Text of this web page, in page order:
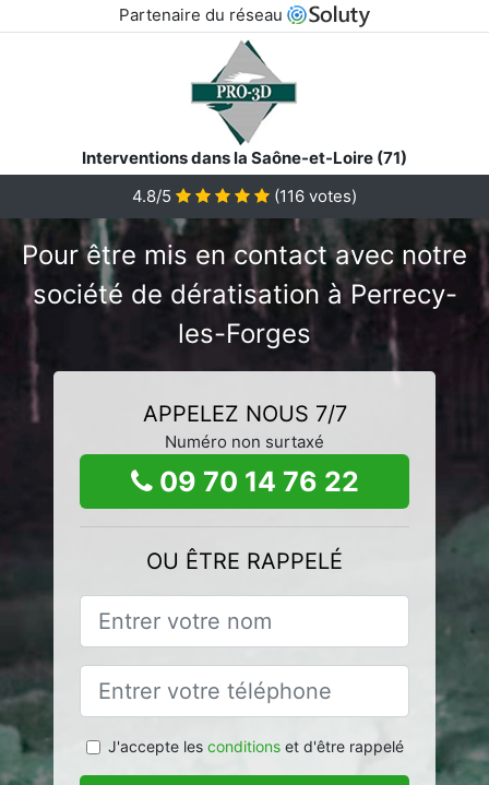
Partenaire du réseau
Interventions dans la Saône-et-Loire (71)
4.8/5
(116 votes)
Pour être mis en contact avec notre
société de dératisation à Perrecy-
les-Forges
APPELEZ NOUS 7/7
Numéro non surtaxé
09 70 14 76 22
OU ÊTRE RAPPELÉ
J'accepte les conditionset d'être rappelé